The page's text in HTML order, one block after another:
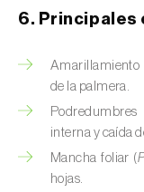
Carambola (
Carpe
Castaño (
6. Principales
Amarillamiento
de la palmera.
interna y caída
Mancha foliar (
hojas.